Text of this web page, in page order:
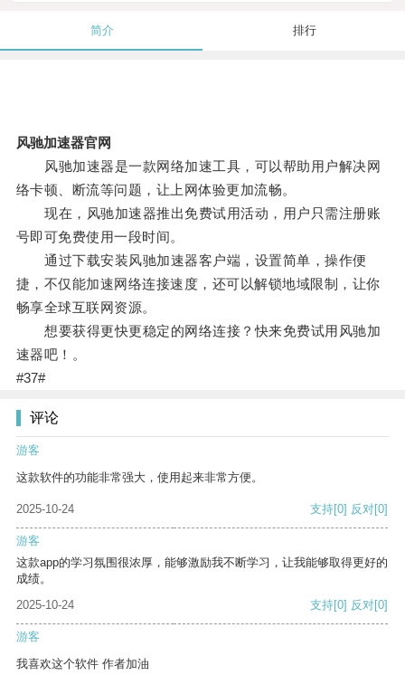
简介 排行
风驰加速器官网
风驰加速器是一款网络加速工具，可以帮助用户解决网
络卡顿、断流等问题，让上网体验更加流畅。
现在，风驰加速器推出免费试用活动，用户只需注册账
号即可免费使用一段时间。
通过下载安装风驰加速器客户端，设置简单，操作便
捷，不仅能加速网络连接速度，还可以解锁地域限制，让你
畅享全球互联网资源。
想要获得更快更稳定的网络连接？快来免费试用风驰加
速器吧！。
#37#
评论
游客
这款软件的功能非常强大，使用起来非常方便。
2025-10-24 支持[0] 反对[0]
游客
这款app的学习氛围很浓厚，能够激励我不断学习，让我能够取得更好的
成绩。
2025-10-24
支持[0] 反对[0]
游客
我喜欢这个软件 作者加油